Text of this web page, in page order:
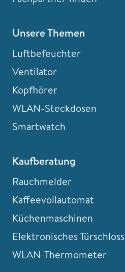
Unsere Themen
Luftbefeuchter
Ventilator
Kopfhörer
WLAN-Steckdosen
Smartwatch
Kaufberatung
Rauchmelder
Kaffeevollautomat
Küchenmaschinen
Elektronisches Türschloss
WLAN-Thermometer